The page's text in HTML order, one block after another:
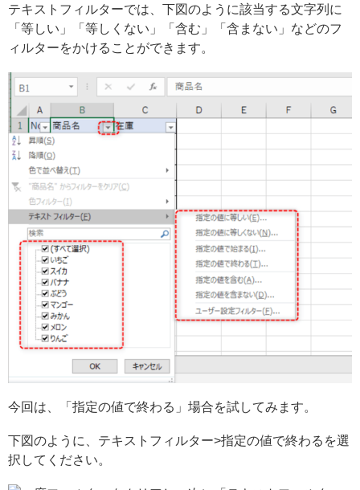
テキストフィルターでは、下図のように該当する文字列に
「等しい」「等しくない」「含む」「含まない」などのフ
ィルターをかけることができます。
今回は、「指定の値で終わる」場合を試してみます。
下図のように、テキストフィルター>指定の値で終わるを選
択してください。